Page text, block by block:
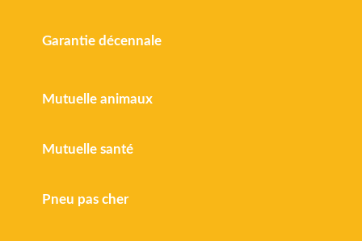
Garantie décennale
Mutuelle animaux
Mutuelle santé
Pneu pas cher